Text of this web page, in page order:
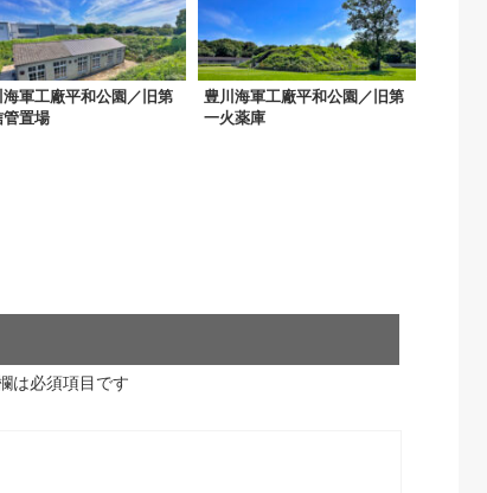
海軍工廠平和公園／旧第
管置場
豊川海軍工廠平和公園／旧第
一火薬庫
は必須項目です